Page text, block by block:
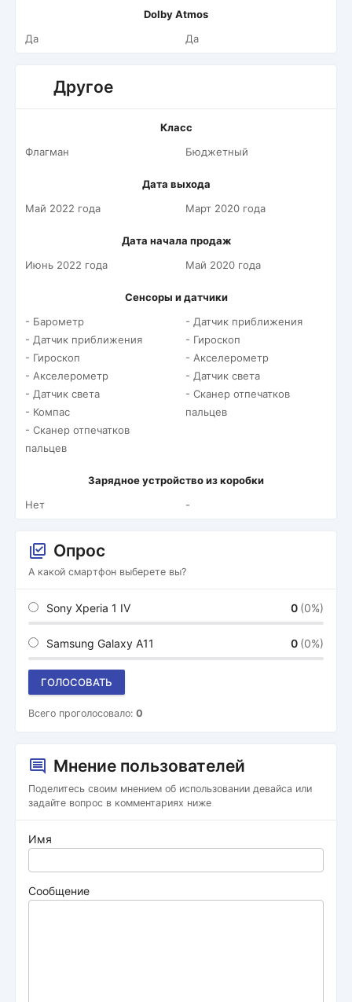
Dolby Atmos
Да
Да
Другое
Класс
Флагман
Бюджетный
Дата выхода
Май 2022 года
Март 2020 года
Дата начала продаж
Июнь 2022 года
Май 2020 года
Сенсоры и датчики
- Барометр
- Датчик приближения
- Гироскоп
- Акселерометр
- Датчик света
- Компас
- Сканер отпечатков
пальцев
- Датчик приближения
- Гироскоп
- Акселерометр
- Датчик света
- Сканер отпечатков
пальцев
Зарядное устройство из коробки
Нет
-
Опрос
А какой смартфон выберете вы?
Sony Xperia 1 IV 0 (0%)
Samsung Galaxy A11 0 (0%)
ГОЛОСОВАТЬ
Всего проголосовало: 0
Мнение пользователей
Поделитесь своим мнением об использовании девайса или
задайте вопрос в комментариях ниже
Имя
Сообщение